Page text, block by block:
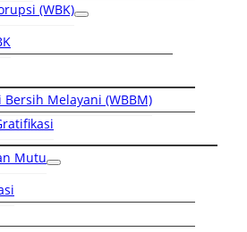
(WBK)
Melayani (WBBM)
Mutu